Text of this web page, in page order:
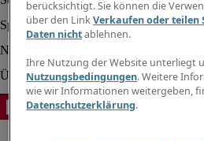
berücksichtigt. Sie können die
über den LinkVerkaufen oder teilen
Daten nichtablehnen.
Ihre Nutzung der Website unterliegt
Nutzungsbedingungen. Weitere
wie wir Informationen weitergeben,
Datenschutzerklärung.